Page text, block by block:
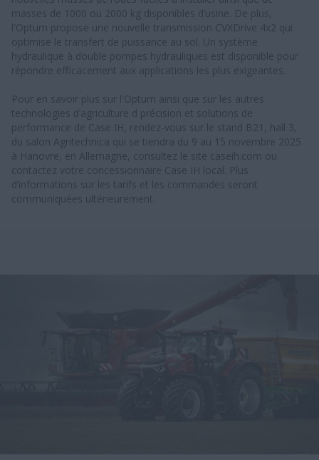
masses de 1000 ou 2000 kg disponibles d’usine. De plus,
l'Optum propose une nouvelle transmission CVXDrive 4x2 qui
optimise le transfert de puissance au sol. Un système
hydraulique à double pompes hydrauliques est disponible pour
répondre efficacement aux applications les plus exigeantes.
Pour en savoir plus sur l'Optum ainsi que sur les autres
technologies d’agriculture d précision et solutions de
performance de Case IH, rendez-vous sur le stand B21, hall 3,
du salon Agritechnica qui se tiendra du 9 au 15 novembre 2025
à Hanovre, en Allemagne, consultez le site caseih.com ou
contactez votre concessionnaire Case IH local. Plus
d’informations sur les tarifs et les commandes seront
communiquées ultérieurement.